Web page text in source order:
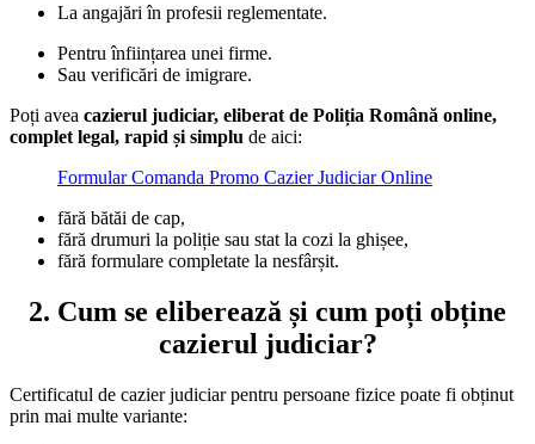
La angajări în profesii reglementate.
Pentru înființarea unei firme.
Sau verificări de imigrare.
Poți avea cazierul judiciar, eliberat de Poliția Română online,
complet legal, rapid și simplu de aici:
Formular Comanda Promo Cazier Judiciar Online
fără bătăi de cap,
fără drumuri la poliție sau stat la cozi la ghișee,
fără formulare completate la nesfârșit.
2. Cum se eliberează și cum poți obține
cazierul judiciar?
Certificatul de cazier judiciar pentru persoane fizice poate fi obținut
prin mai multe variante: